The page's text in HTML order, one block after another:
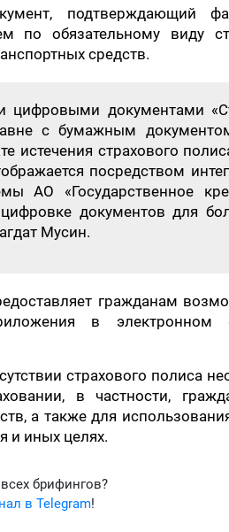
подтверждающий
по обязательному виду
средств.
цифровыми документами
с бумажным
истечения страхового
посредством
АО «Государственное
документов для
Мусин.
гражданам
в
страхового полиса
в частности,
а также для
и иных целях.
брифингов?
в Telegram!